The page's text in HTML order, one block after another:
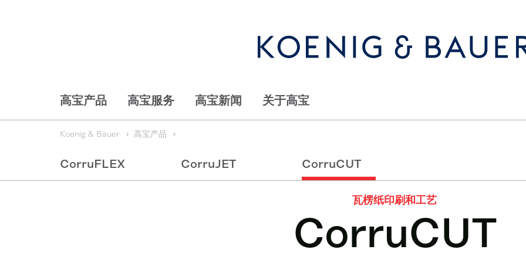
高宝产品 高宝服务 高宝新闻 关于高宝
Koenig & Bauer 高宝产品
CorruFLEX CorruJET CorruCUT
瓦楞纸印刷和工艺
CorruCUT